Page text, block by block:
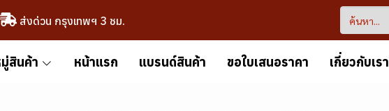
ส่งด่วน กรุงเทพฯ 3 ชม.
สินค้า หน้าแรก แบรนด์สินค้า ขอใบเสนอราคา เกี่ยวกับเรา